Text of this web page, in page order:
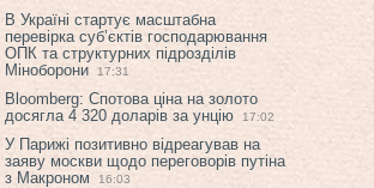
В Україні стартує масштабна
перевірка суб’єктів господарювання
ОПК та структурних підрозділів
Міноборони
17:31
Bloomberg: Спотова ціна на золото
досягла 4 320 доларів за унцію
17:02
У Парижі позитивно відреагував на
заяву москви щодо переговорів путіна
з Макроном
16:03